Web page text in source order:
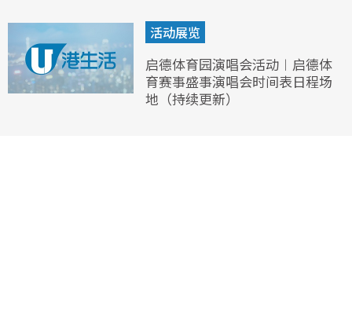
活动展览
启德体育园演唱会活动︱启德体
育赛事盛事演唱会时间表日程场
地（持续更新）